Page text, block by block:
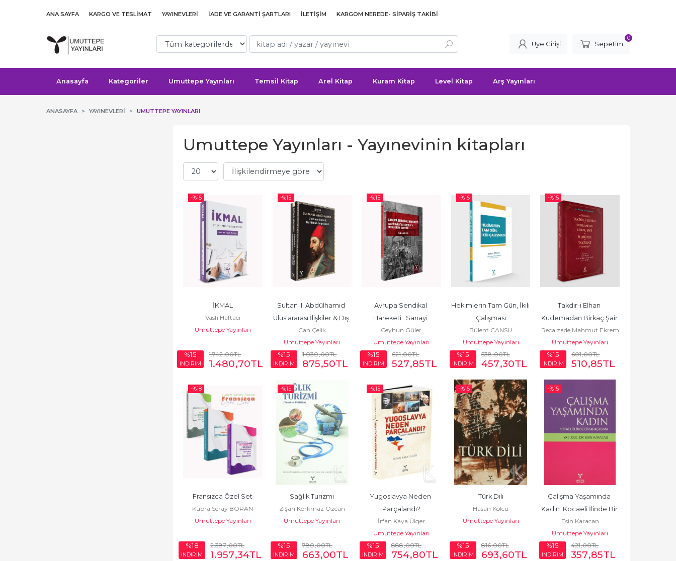
ANA SAYFA KARGO VE TESLIMAT YAYINEVLERI İADE VE GARANTI ŞARTLARI İLETIŞIM KARGOM NEREDE- SIPARIŞ TAKIBI
Üye Girişi Sepetim
0
Anasayfa Kategoriler Umuttepe Yayınları Temsil Kitap Arel Kitap Kuram Kitap Level Kitap Arş Yayınları
ANASAYFA YAYINEVLERI UMUTTEPE YAYINLARI
Umuttepe Yayınları - Yayınevinin kitapları
-%15
İKMAL
Vasfi Haftacı
Umuttepe Yayınları
%15
İNDİRİM
1.742,00TL
1.480,70TL
-%15
Sultan II. Abdülhamid
Uluslararası İlişkiler & Dış
Politikada Denge...
Can Çelik
Umuttepe Yayınları
%15
İNDİRİM
1.030,00TL
875,50TL
-%15
Avrupa Sendikal
Hareketi:  Sanayi
Devrimi'nden COVID-
19'a  Sosyal Avrupa...
Ceyhun Güler
Umuttepe Yayınları
%15
İNDİRİM
621,00TL
527,85TL
-%15
Hekimlerin Tam Gün, İkili
Çalışması
Bülent CANSU
Umuttepe Yayınları
%15
İNDİRİM
538,00TL
457,30TL
-%15
Takdir-i Elhan
Kudemadan Birkaç Şair
Pejmürde Takrizat
Recaizade Mahmut Ekrem
Umuttepe Yayınları
%15
İNDİRİM
601,00TL
510,85TL
-%18
Fransızca Özel Set
Kübra Seray BORAN
Umuttepe Yayınları
%18
İNDİRİM
2.387,00TL
1.957,34TL
-%15
Sağlık Turizmi
Zişan Korkmaz Özcan
Umuttepe Yayınları
%15
İNDİRİM
780,00TL
663,00TL
-%15
Yugoslavya Neden
Parçalandı?
İrfan Kaya Ülger
Umuttepe Yayınları
%15
İNDİRİM
888,00TL
754,80TL
-%15
Türk Dili
Hasan Kolcu
Umuttepe Yayınları
%15
İNDİRİM
816,00TL
693,60TL
-%15
Çalışma Yaşamında
Kadın: Kocaeli İlinde Bir
Araştırma
Esin Karacan
Umuttepe Yayınları
%15
İNDİRİM
421,00TL
357,85TL